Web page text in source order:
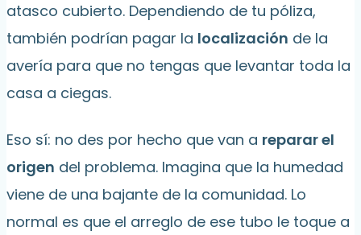
atasco cubierto. Dependiendo de tu póliza,
también podrían pagar la localización de la
avería para que no tengas que levantar toda la
casa a ciegas.
Eso sí: no des por hecho que van a reparar el
origen del problema. Imagina que la humedad
viene de una bajante de la comunidad. Lo
normal es que el arreglo de ese tubo le toque a